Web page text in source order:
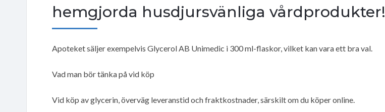
hemgjorda husdjursvänliga vårdprodukter!
Apoteket säljer exempelvis Glycerol AB Unimedic i 300 ml-flaskor, vilket kan vara ett bra val.
Vad man bör tänka på vid köp
Vid köp av glycerin, överväg leveranstid och fraktkostnader, särskilt om du köper online.